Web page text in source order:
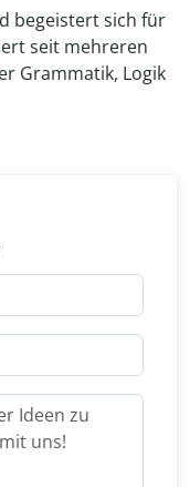
begeistert sich für
seit mehreren
Grammatik, Logik